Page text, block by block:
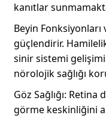
kanıtlar
Beyin
güçlendirir.
sinir sistemi
nörolojik sağlığı
Göz Sağlığı: Retina
görme keskinliğini